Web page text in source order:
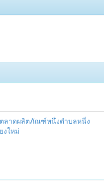
ตลาดผลิตภัณฑ์หนึ่งตำบลหนึ่ง
งใหม่